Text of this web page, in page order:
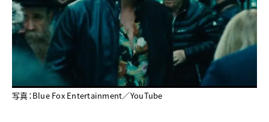
写真：Blue Fox Entertainment／YouTube